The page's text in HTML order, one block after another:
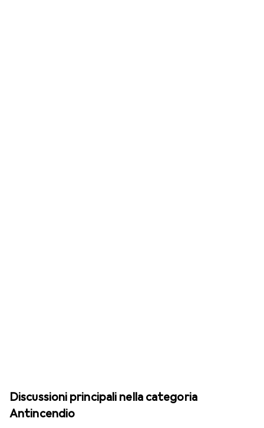
Discussioni principali nella categoria
Antincendio